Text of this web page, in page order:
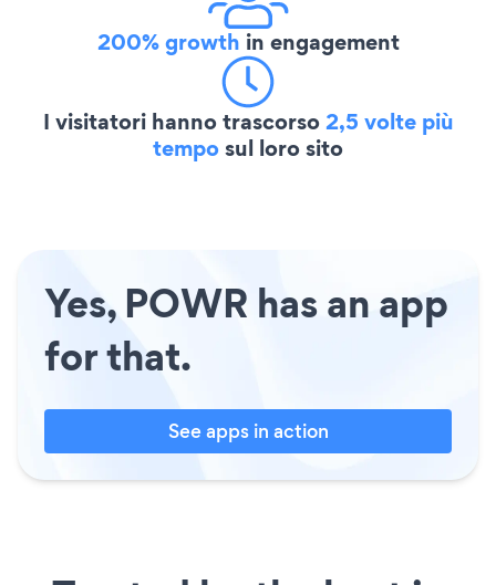
200% growth in engagement
I visitatori hanno trascorso2,5 volte più
temposul loro sito
Yes, POWR has an app
for that.
See apps in action